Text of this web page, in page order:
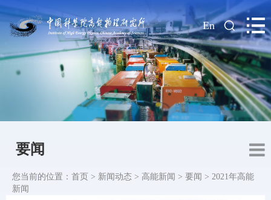
| En
要闻
您当前的位置： 首页 > 新闻动态 > 高能新闻 > 要闻 > 2021年高能
新闻